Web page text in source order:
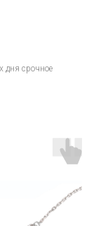
дня срочное